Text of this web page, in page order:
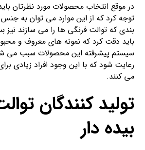
در موقع انتخاب محصولات مورد نظرتان
توجه کرد که از این موارد می توان به جنس
بندی که توالت فرنگی ها را می سازند نیز
باید دقت کرد که نمونه های معروف و
سیستم پیشرفته این محصولات سبب می
رعایت شود که با این وجود افراد زیادی
می کنند.
تولید کنندگان
بیده دار